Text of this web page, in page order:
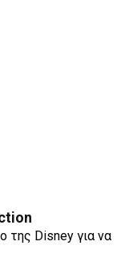
της Disney για να